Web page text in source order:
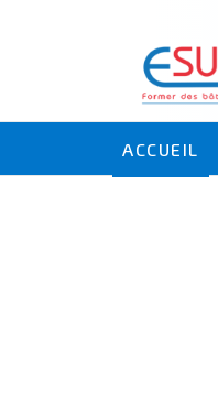
ACCUEIL